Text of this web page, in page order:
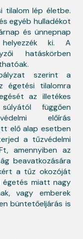
tilalom lép életbe.
egyéb hulladékot
és ünnepnap
ki. A
hatáskörben
szerint a
égetési tilalomra
az illetékes
függően
előírás
elő alap esetben
a tűzvédelmi
amennyiben az
beavatkozására
a tűz okozóját
égetés miatt nagy
vagy emberek
büntetőeljárás is